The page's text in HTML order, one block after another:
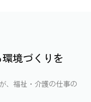
境づくりを
、福祉・介護の仕事の